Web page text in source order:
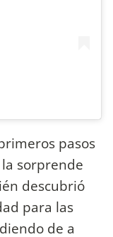
pasos
sorprende
descubrió
para las
de a